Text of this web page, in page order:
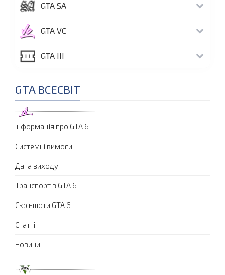
GTA SA
GTA VC
GTA III
GTA ВСЕСВІТ
Інформація про GTA 6
Системні вимоги
Дата виходу
Транспорт в GTA 6
Скріншоти GTA 6
Статті
Новини